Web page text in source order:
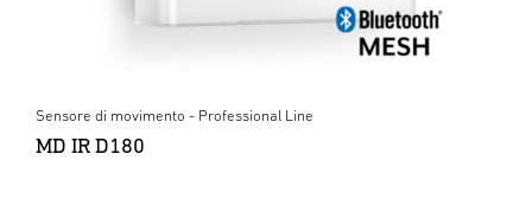
Sensore di movimento - Professional Line
MD IR D180